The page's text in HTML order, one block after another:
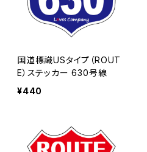
国道標識USタイプ（ROUT
E）ステッカー 630号線
¥440